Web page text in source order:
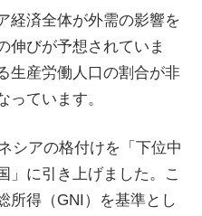
経済全体が外需の影響を
伸びが予想されていま
生産労働人口の割合が非
っています。
シアの格付けを「下位中
」に引き上げました。こ
所得（GNI）を基準とし